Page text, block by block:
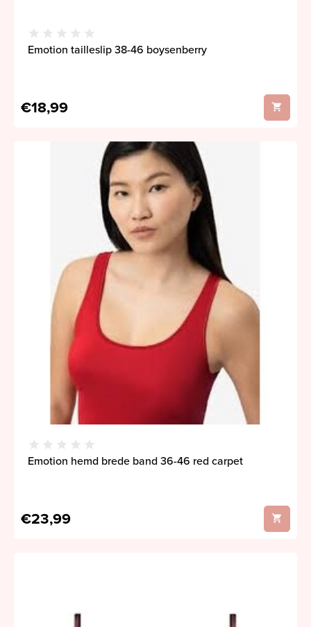
Emotion tailleslip 38-46 boysenberry
€18,99
Emotion hemd brede band 36-46 red carpet
€23,99